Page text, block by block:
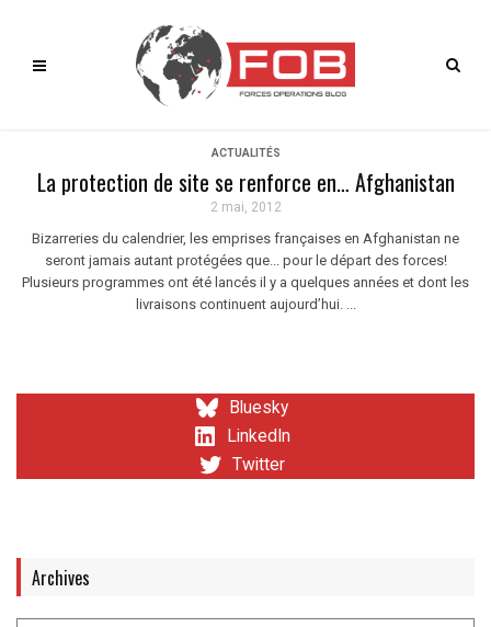
ACTUALITÉS
La protection de site se renforce en… Afghanistan
2 mai, 2012
Bizarreries du calendrier, les emprises françaises en Afghanistan ne
seront jamais autant protégées que... pour le départ des forces!
Plusieurs programmes ont été lancés il y a quelques années et dont les
livraisons continuent aujourd’hui. ...
Bluesky
LinkedIn
Twitter
Archives